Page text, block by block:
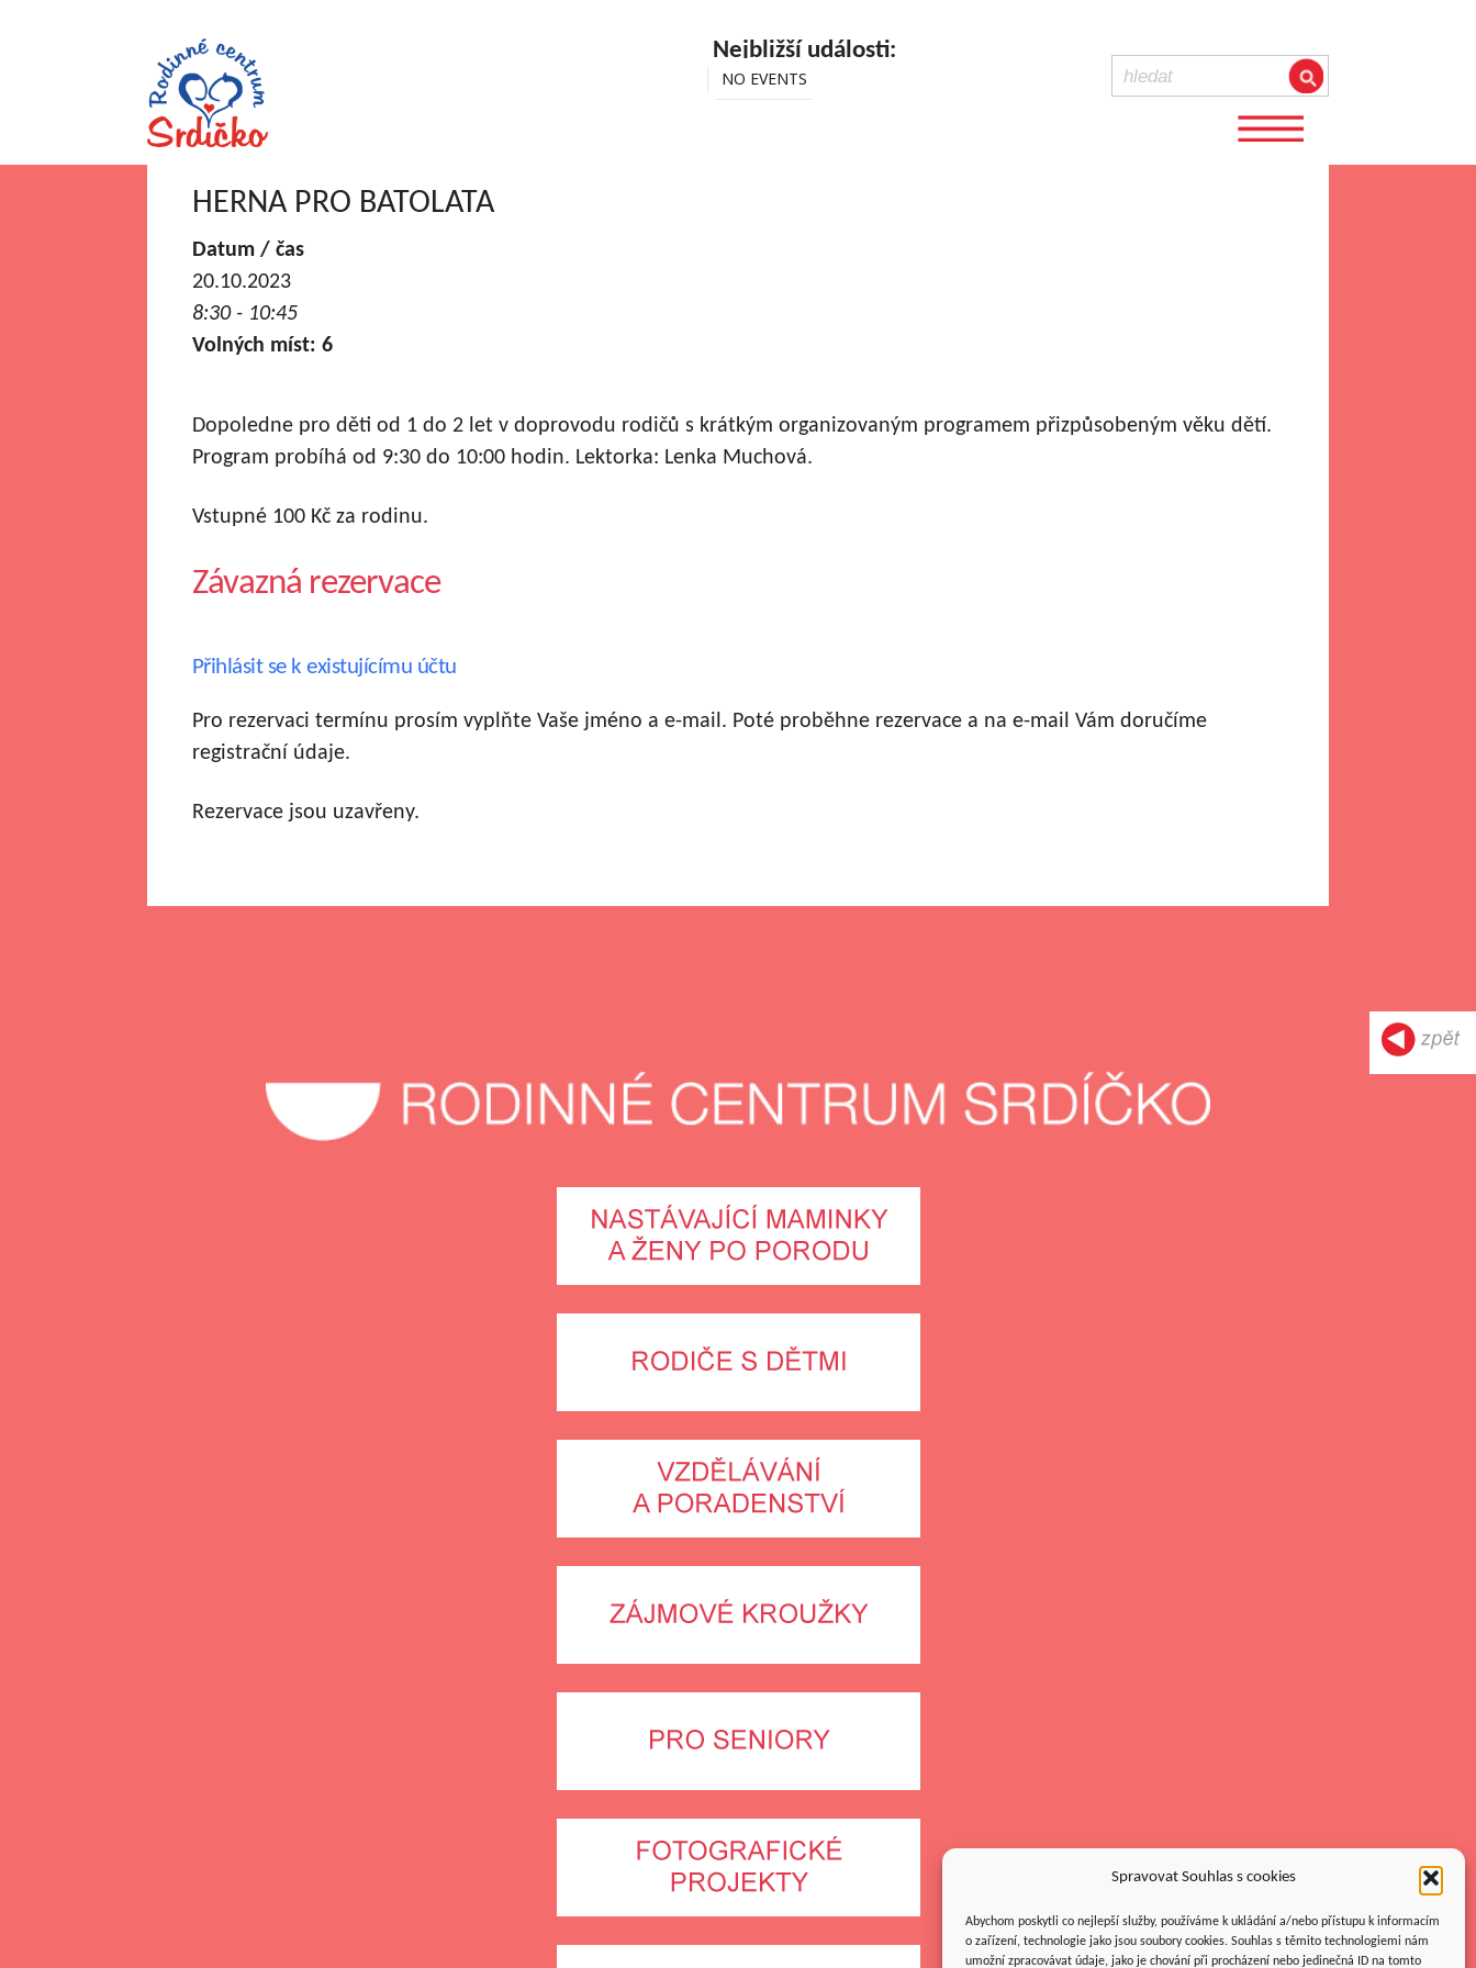
Spravovat Souhlas s cookies
Abychom poskytli co nejlepší služby, používáme k ukládání a/nebo přístupu k informacím
o zařízení, technologie jako jsou soubory cookies. Souhlas s těmito technologiemi nám
umožní zpracovávat údaje, jako je chování při procházení nebo jedinečná ID na tomto
Nejbližší události:
NO EVENTS
HERNA PRO BATOLATA
Datum / čas
20.10.2023
8:30 - 10:45
Volných míst: 6
Dopoledne pro děti od 1 do 2 let v doprovodu rodičů s krátkým organizovaným programem přizpůsobeným věku dětí.
Program probíhá od 9:30 do 10:00 hodin. Lektorka: Lenka Muchová.
Vstupné 100 Kč za rodinu.
Závazná rezervace
Přihlásit se k existujícímu účtu
Pro rezervaci termínu prosím vyplňte Vaše jméno a e-mail. Poté proběhne rezervace a na e-mail Vám doručíme
registrační údaje.
Rezervace jsou uzavřeny.